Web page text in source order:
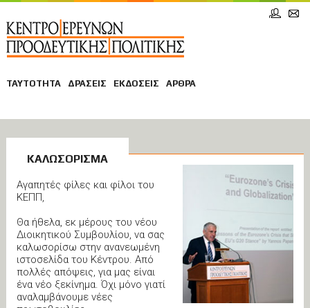
ΤΑΥΤΟΤΗΤΑ ΔΡΑΣΕΙΣ ΕΚΔΟΣΕΙΣ ΑΡΘΡΑ
ΚΑΛΩΣΟΡΙΣΜΑ
Αγαπητές φίλες και φίλοι του
ΚΕΠΠ,
Θα ήθελα, εκ μέρους του νέου
Διοικητικού Συμβουλίου, να σας
καλωσορίσω στην ανανεωμένη
ιστοσελίδα του Κέντρου. Από
πολλές απόψεις, για μας είναι
ένα νέο ξεκίνημα. Όχι μόνο γιατί
αναλαμβάνουμε νέες